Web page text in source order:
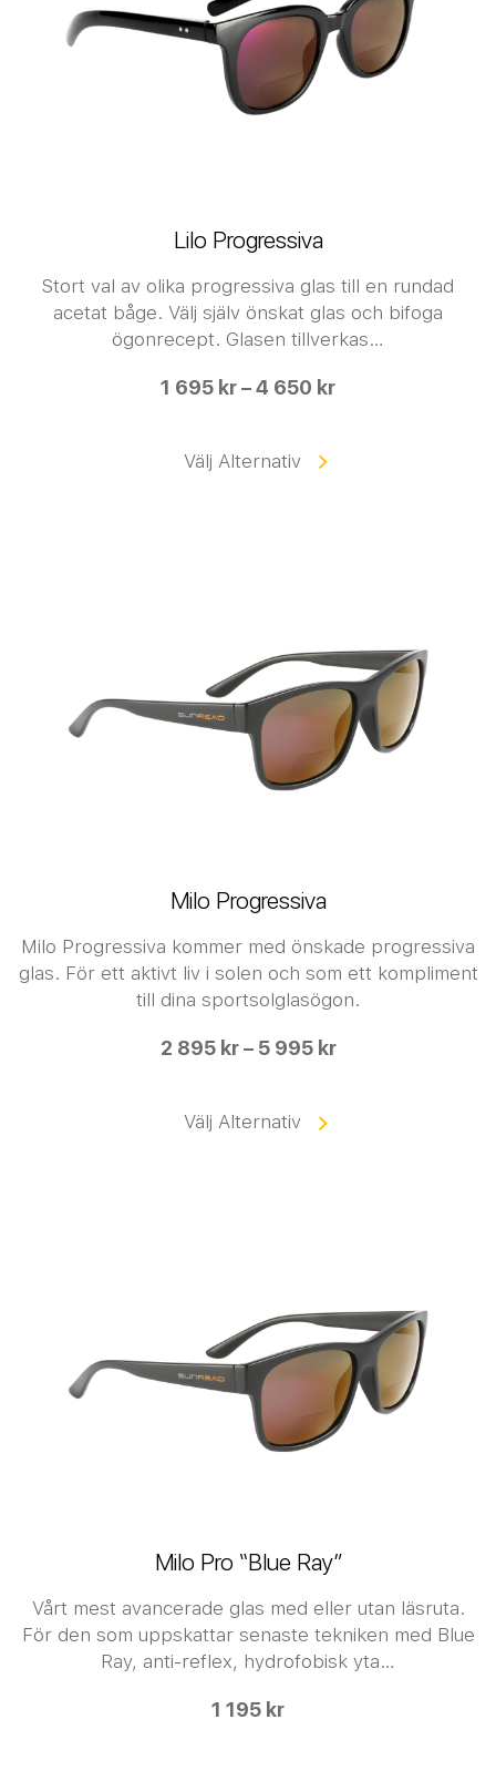
Lilo Progressiva
Stort val av olika progressiva glas till en rundad
acetat båge. Välj själv önskat glas och bifoga
ögonrecept. Glasen tillverkas…
1 695 kr – 4 650 kr
Välj Alternativ
Milo Progressiva
Milo Progressiva kommer med önskade progressiva
glas. För ett aktivt liv i solen och som ett kompliment
till dina sportsolglasögon.
2 895 kr – 5 995 kr
Välj Alternativ
Milo Pro “Blue Ray”
Vårt mest avancerade glas med eller utan läsruta.
För den som uppskattar senaste tekniken med Blue
Ray, anti-reflex, hydrofobisk yta…
1 195 kr